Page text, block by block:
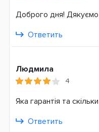
12 месяцев
Доброго дня! Дякуємо
Ответить
Людмила
4
Яка гарантія та
Ответить